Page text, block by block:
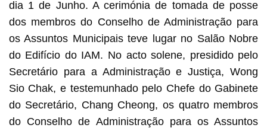
dia 1 de Junho. A cerimónia de tomada de posse
dos membros do Conselho de Administração para
os Assuntos Municipais teve lugar no Salão Nobre
do Edifício do IAM. No acto solene, presidido pelo
Secretário para a Administração e Justiça, Wong
Sio Chak, e testemunhado pelo Chefe do Gabinete
do Secretário, Chang Cheong, os quatro membros
do Conselho de Administração para os Assuntos